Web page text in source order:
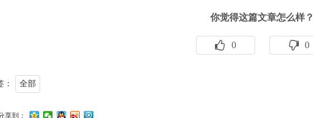
你觉得这篇文章怎么样？
0 0
： 全部
享到：